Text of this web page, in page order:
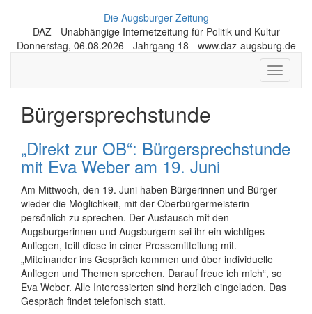
Die Augsburger Zeitung
DAZ - Unabhängige Internetzeitung für Politik und Kultur
Donnerstag, 06.08.2026 - Jahrgang 18 - www.daz-augsburg.de
Toggle
Bürgersprechstunde
„Direkt zur OB“: Bürgersprechstunde
mit Eva Weber am 19. Juni
Am Mittwoch, den 19. Juni haben Bürgerinnen und Bürger
wieder die Möglichkeit, mit der Oberbürgermeisterin
persönlich zu sprechen. Der Austausch mit den
Augsburgerinnen und Augsburgern sei ihr ein wichtiges
Anliegen, teilt diese in einer Pressemitteilung mit.
„Miteinander ins Gespräch kommen und über individuelle
Anliegen und Themen sprechen. Darauf freue ich mich“, so
Eva Weber. Alle Interessierten sind herzlich eingeladen. Das
Gespräch findet telefonisch statt.